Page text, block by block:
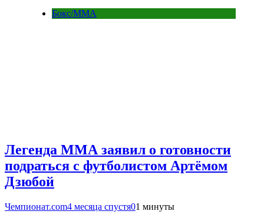
Бокс/MMA
Легенда ММА заявил о готовности
подраться с футболистом Артёмом
Дзюбой
Чемпионат.com4 месяца спустя01 минуты